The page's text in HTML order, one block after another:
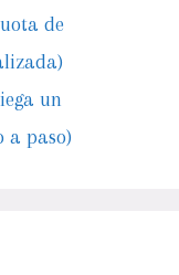
de
un
a paso)